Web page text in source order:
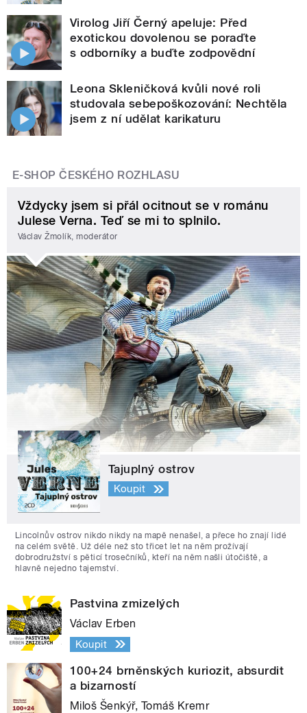
Virolog Jiří Černý apeluje: Před
exotickou dovolenou se poraďte
s odborníky a buďte zodpovědní
Leona Skleničková kvůli nové roli
studovala sebepoškozování: Nechtěla
jsem z ní udělat karikaturu
E-SHOP ČESKÉHO ROZHLASU
Vždycky jsem si přál ocitnout se v románu
Julese Verna. Teď se mi to splnilo.
Václav Žmolík, moderátor
Tajuplný ostrov
Koupit
Lincolnův ostrov nikdo nikdy na mapě nenašel, a přece ho znají lidé
na celém světě. Už déle než sto třicet let na něm prožívají
dobrodružství s pěticí trosečníků, kteří na něm našli útočiště, a
hlavně nejedno tajemství.
Pastvina zmizelých
Václav Erben
Koupit
100+24 brněnských kuriozit, absurdit
a bizarností
Miloš Šenkýř, Tomáš Kremr